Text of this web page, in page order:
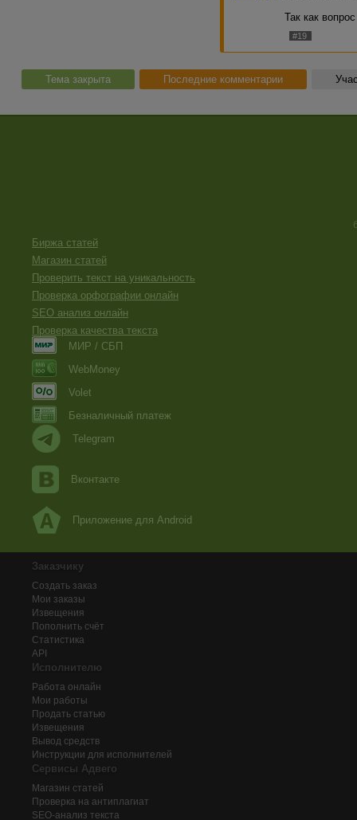
Так как
#19
Тема закрыта Последние комментарии
Биржа статей
Магазин статей
Проверить текст на уникальность
Проверка орфографии онлайн
SEO анализ онлайн
Проверка качества текста
МИР / СБП
WebMoney
Volet
Безналичный платеж
Telegram
Вконтакте
Приложение для Android
Заказчику
Создать заказ
Мои заказы
Извещения
Пополнить счёт
Статистика
API
Исполнителю
Работа онлайн
Мои работы
Продать статью
Извещения
Вывод средств
Инструкции для исполнителей
Сервисы Адвего
Магазин статей
Проверка на антиплагиат
SEO-анализ текста